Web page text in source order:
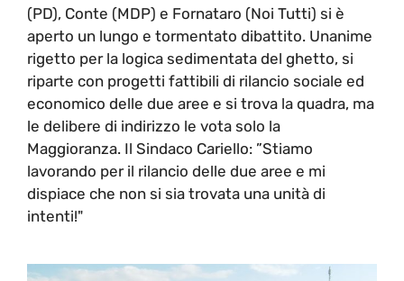
(PD), Conte (MDP) e Fornataro (Noi Tutti) si è
aperto un lungo e tormentato dibattito. Unanime
rigetto per la logica sedimentata del ghetto, si
riparte con progetti fattibili di rilancio sociale ed
economico delle due aree e si trova la quadra, ma
le delibere di indirizzo le vota solo la
Maggioranza. Il Sindaco Cariello: ”Stiamo
lavorando per il rilancio delle due aree e mi
dispiace che non si sia trovata una unità di
intenti!"